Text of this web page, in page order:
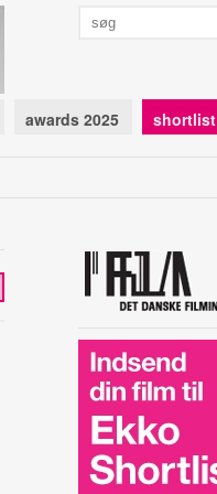
awards 2025 shortlist